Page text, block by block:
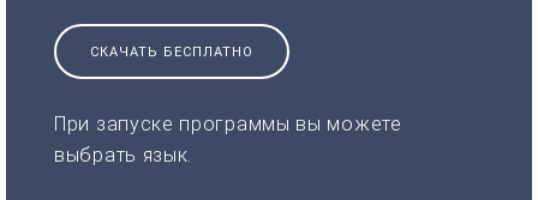
СКАЧАТЬ БЕСПЛАТНО
При запуске программы вы можете
выбрать язык.